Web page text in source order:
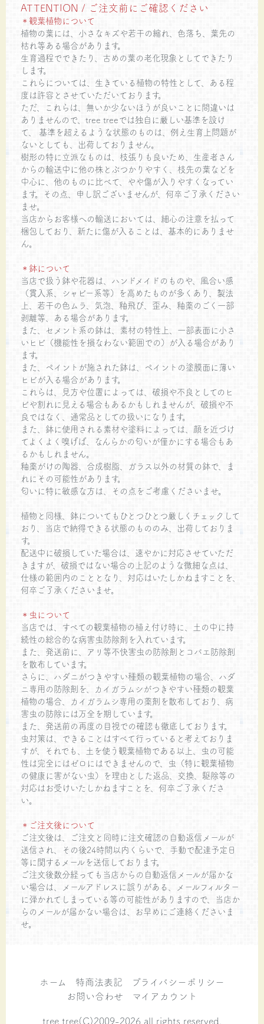
ATTENTION / ご注文前にご確認ください
＊観葉植物について
植物の葉には、小さなキズや若干の縮れ、色落ち、葉先の
枯れ等ある場合があります。
生育過程でできたり、古めの葉の老化現象としてできたり
します。
これらについては、生きている植物の特性として、ある程
度は許容とさせていただいております。
ただ、これらは、無いか少ないほうが良いことに間違いは
ありませんので、tree treeでは独自に厳しい基準を設け
て、 基準を超えるような状態のものは、例え生育上問題が
ないとしても、出荷しておりません。
樹形の特に立派なものは、枝張りも良いため、生産者さん
からの輸送中に他の株とぶつかりやすく、枝先の葉などを
中心に、他のものに比べて、やや傷が入りやすくなってい
ます。その点、申し訳ございませんが、何卒ご了承ください
ませ。
当店からお客様への輸送においては、細心の注意を払って
梱包しており、新たに傷が入ることは、基本的にありませ
ん。
＊鉢について
当店で扱う鉢や花器は、ハンドメイドのものや、風合い感
（貫入系、シャビー系等）を高めたものが多くあり、製法
上、若干の色ムラ、気泡、釉飛び、歪み、釉薬のごく一部
剥離等、ある場合があります。
また、セメント系の鉢は、素材の特性上、一部表面に小さ
いヒビ（機能性を損なわない範囲での）が入る場合があり
ます。
また、ペイントが施された鉢は、ペイントの塗膜面に薄い
ヒビが入る場合があります。
これらは、見方や位置によっては、破損や不良としてのヒ
ビや割れに見える場合もあるかもしれませんが、破損や不
良ではなく、通常品としての扱いになります。
また、鉢に使用される素材や塗料によっては、顔を近づけ
てよくよく嗅げば、なんらかの匂いが僅かにする場合もあ
るかもしれません。
釉薬がけの陶器、合成樹脂、ガラス以外の材質の鉢で、ま
れにその可能性があります。
匂いに特に敏感な方は、その点をご考慮くださいませ。
植物と同様、鉢についてもひとつひとつ厳しくチェックして
おり、当店で納得できる状態のもののみ、出荷しておりま
す。
配送中に破損していた場合は、速やかに対応させていただ
きますが、破損ではない場合の上記のような微細な点は、
仕様の範囲内のこととなり、対応はいたしかねますことを、
何卒ご了承くださいませ。
＊虫について
当店では、すべての観葉植物の植え付け時に、土の中に持
続性の総合的な病害虫防除剤を入れています。
また、発送前に、アリ等不快害虫の防除剤とコバエ防除剤
を散布しています。
さらに、ハダニがつきやすい種類の観葉植物の場合、ハダ
ニ専用の防除剤を、カイガラムシがつきやすい種類の観葉
植物の場合、カイガラムシ専用の薬剤を散布しており、病
害虫の防除には万全を期しています。
また、発送前の再度の目視での確認も徹底しております。
虫対策は、できることはすべて行っていると考えておりま
すが、それでも、土を使う観葉植物である以上、虫の可能
性は完全にはゼロにはできませんので、虫（特に観葉植物
の健康に害がない虫）を理由とした返品、交換、駆除等の
対応はお受けいたしかねますことを、何卒ご了承くださ
い。
＊ご注文後について
ご注文後は、ご注文と同時に注文確認の自動返信メールが
送信され、その後24時間以内くらいで、手動で配達予定日
等に関するメールを送信しております。
ご注文後数分経っても当店からの自動返信メールが届かな
い場合は、メールアドレスに誤りがある、メールフィルター
に弾かれてしまっている等の可能性がありますので、当店か
らのメールが届かない場合は、お早めにご連絡くださいま
せ。
ホーム 特商法表記
プライバシーポリシー
お問い合わせ
マイアカウント
tree tree(C)2009-2026 all rights reserved.